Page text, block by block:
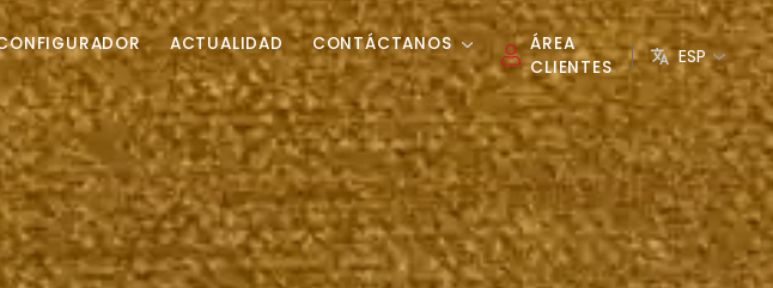
ACTUALIDAD CONTÁCTANOS
ÁREA
CLIENTES
ESP